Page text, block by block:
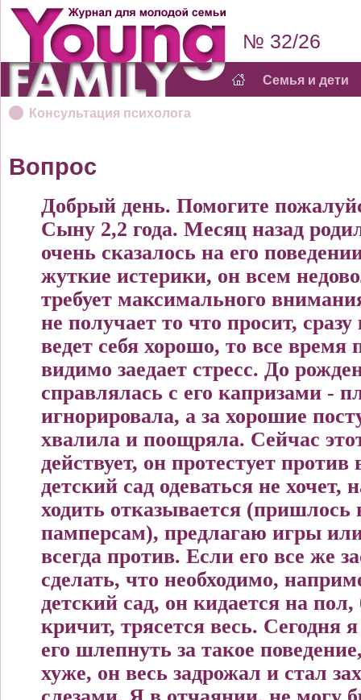
Консультация психолога
Вопрос
Добрый день. Помогите
Сыну 2,2 года. Месяц назад
очень сказалось на его
жуткие истерики, он всем
требует максимального
не получает то что просит,
ведет себя хорошо, то все время
видимо заедает стресс. До
справлялась с его капризами -
игнорировала, а за хорошие
хвалила и поощряла. Сейчас
действует, он протестует против
детский сад одеваться не хочет,
ходить отказывается (пришлось
памперсам), предлагаю игры
всегда против. Если его все же
сделать, что необходимо,
детский сад, он кидается на пол,
кричит, трясется весь. Сегодня
его шлепнуть за такое
хуже, он весь задрожал и стал
№ 32/26
Семья и дети